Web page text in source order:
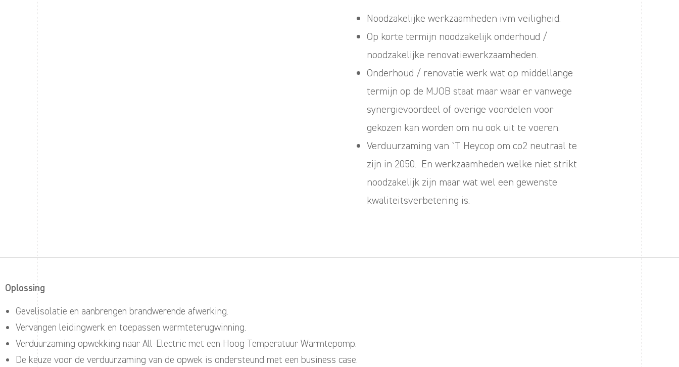
Noodzakelijke werkzaamheden ivm veiligheid.
Op korte termijn noodzakelijk onderhoud /
noodzakelijke renovatiewerkzaamheden.
Onderhoud / renovatie werk wat op middellange
termijn op de MJOB staat maar waar er vanwege
synergievoordeel of overige voordelen voor
gekozen kan worden om nu ook uit te voeren.
Verduurzaming van `T Heycop om co2 neutraal te
zijn in 2050. En werkzaamheden welke niet strikt
noodzakelijk zijn maar wat wel een gewenste
kwaliteitsverbetering is.
Oplossing
Gevelisolatie en aanbrengen brandwerende afwerking.
Vervangen leidingwerk en toepassen warmteterugwinning.
Verduurzaming opwekking naar All-Electric met een Hoog Temperatuur Warmtepomp.
De keuze voor de verduurzaming van de opwek is ondersteund met een business case.